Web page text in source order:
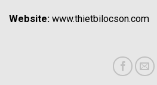
Website: www.thietbilocson.com